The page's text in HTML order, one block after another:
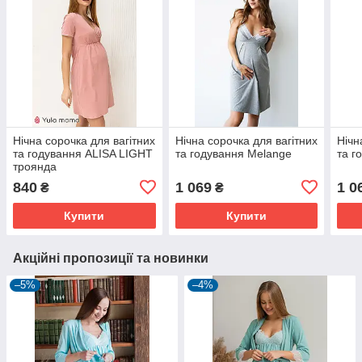
Нічна сорочка для вагітних
та годування ALISA LIGHT
троянда
840 ₴
Купити
Нічна сорочка для вагітних
та годування Melange
1 069₴
Купити
та
1
Акційні пропозиції та новинки
–5% –4%